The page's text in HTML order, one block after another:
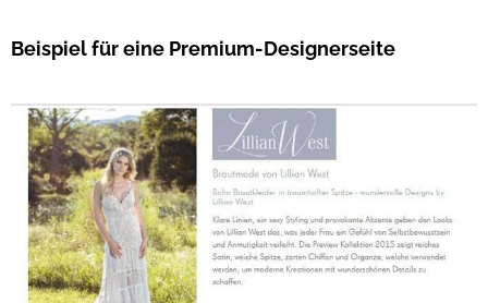
Beispiel für eine Premium-Designerseite